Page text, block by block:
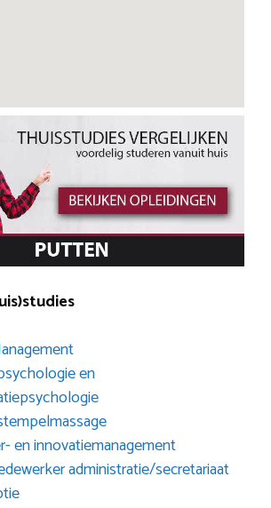
en
en innovatiemanagement
administratie/secretariaat